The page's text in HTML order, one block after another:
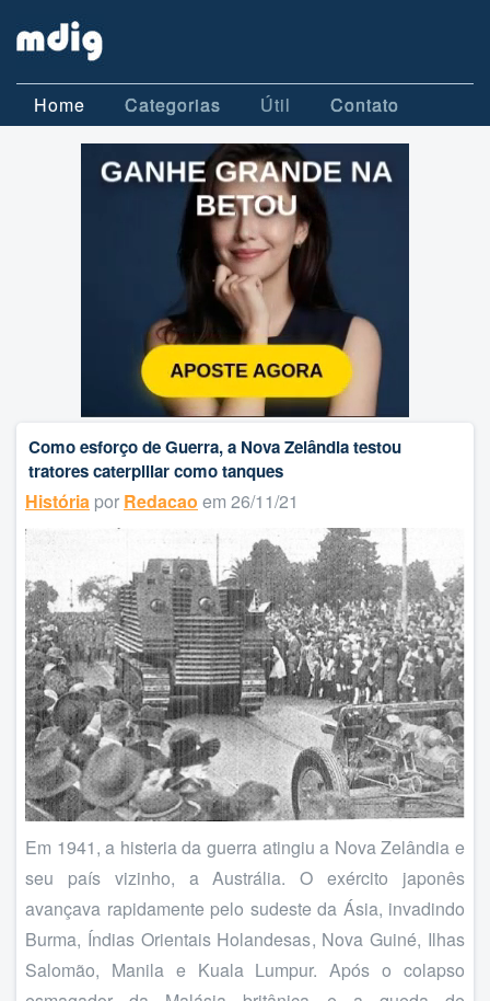
Home Categorias Útil Contato
Como esforço de Guerra, a Nova Zelândia testou
tratores caterpillar como tanques
História por Redacao em 26/11/21
Em 1941, a histeria da guerra atingiu a Nova Zelândia e
seu país vizinho, a Austrália. O exército japonês
avançava rapidamente pelo sudeste da Ásia, invadindo
Burma, Índias Orientais Holandesas, Nova Guiné, Ilhas
Salomão, Manila e Kuala Lumpur. Após o colapso